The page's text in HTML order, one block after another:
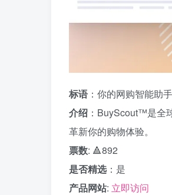
标语 ：你的网购智能助手
介绍 ：BuyScout™是全
革新你的购物体验。
票数: 🔺892
是否精选：是
产品网站: 立即访问